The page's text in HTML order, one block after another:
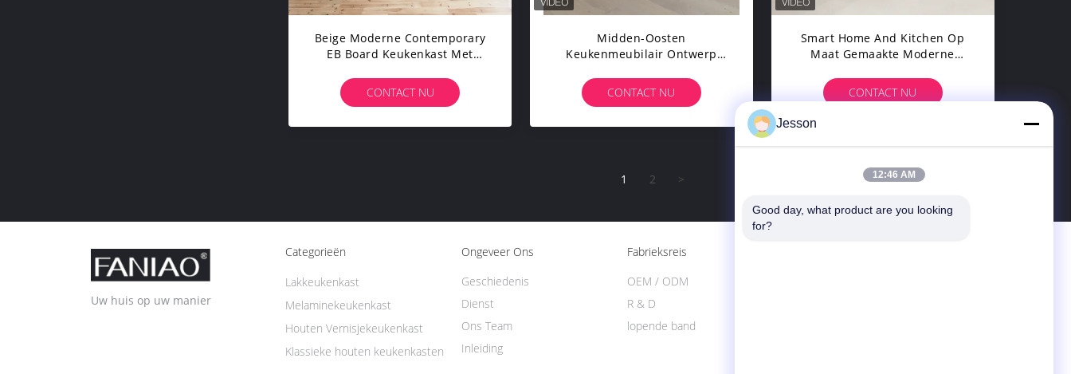
Beige Moderne Contemporary
EB Board Keukenkast Met
CONTACT NU
Midden-Oosten
Keukenmeubilair Ontwerp
Keukenkast Voor Appartement
CONTACT NU
Smart Home And Kitchen Op
Maat Gemaakte Moderne
Shaker Keukenkast Voor Hotel
CONTACT NU
1 2 >
Uw huis op uw manier
Categorieën
Klassieke houten keukenkasten
Lakkeukenkast
Melaminekeukenkast
Houten Vernisjekeukenkast
Ongeveer Ons
Inleiding
Geschiedenis
Dienst
Ons Team
Fabrieksreis
lopende band
OEM / ODM
R & D
Jesson
12:46 AM
Good day, what product are you looking
for?